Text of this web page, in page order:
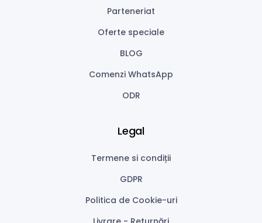
Parteneriat
Oferte speciale
BLOG
Comenzi WhatsApp
ODR
Legal
Termene si condiții
GDPR
Politica de Cookie-uri